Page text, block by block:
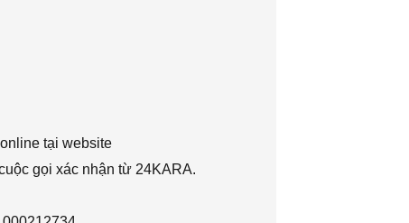
tại website
gọi xác nhận từ 24KARA.